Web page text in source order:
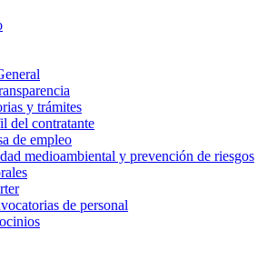
y trámites
del contratante
de empleo
medioambiental y prevención de riesgos
de personal